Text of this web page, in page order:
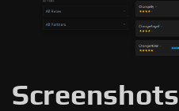
Screenshots